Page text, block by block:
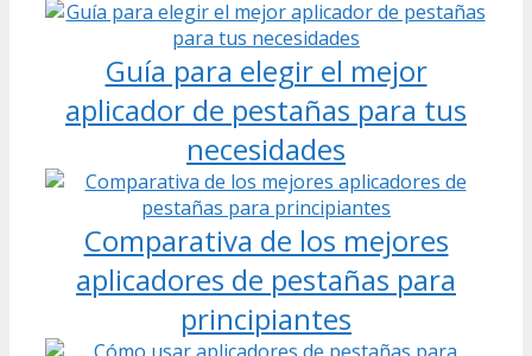
Guía para elegir el mejor
aplicador de pestañas para tus
necesidades
Comparativa de los mejores
aplicadores de pestañas para
principiantes